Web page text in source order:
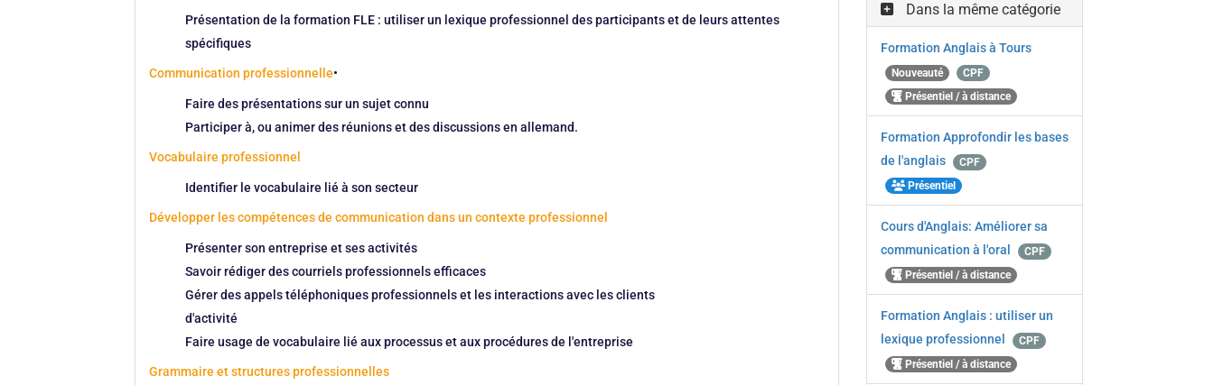
Présentation de la formation FLE : utiliser un lexique professionnel des participants et de leurs attentes
spécifiques
Communication professionnelle•
Faire des présentations sur un sujet connu
Participer à, ou animer des réunions et des discussions en allemand.
Vocabulaire professionnel
Identifier le vocabulaire lié à son secteur
Développer les compétences de communication dans un contexte professionnel
Présenter son entreprise et ses activités
Savoir rédiger des courriels professionnels efficaces
Gérer des appels téléphoniques professionnels et les interactions avec les clients
d'activité
Faire usage de vocabulaire lié aux processus et aux procédures de l'entreprise
Grammaire et structures professionnelles
Dans la même catégorie
Formation Anglais à Tours
Nouveauté
CPF
Présentiel / à distance
Formation Approfondir les bases
de l'anglais
CPF
Présentiel
Cours d'Anglais: Améliorer sa
communication à l'oral
CPF
Présentiel / à distance
Formation Anglais : utiliser un
lexique professionnel
CPF
Présentiel / à distance